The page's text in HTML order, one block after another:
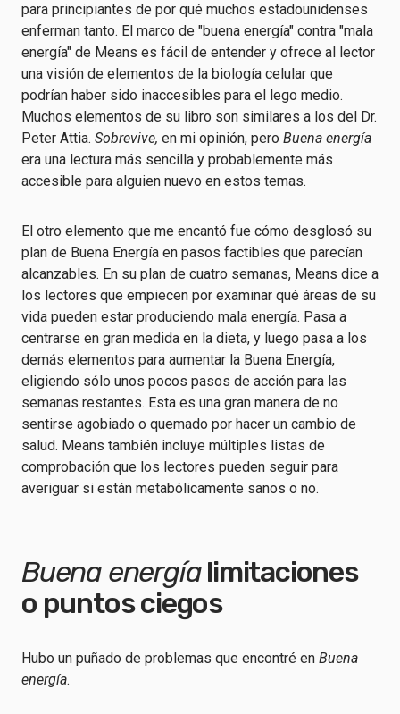
para principiantes de por qué muchos estadounidenses
enferman tanto. El marco de "buena energía" contra "mala
energía" de Means es fácil de entender y ofrece al lector
una visión de elementos de la biología celular que
podrían haber sido inaccesibles para el lego medio.
Muchos elementos de su libro son similares a los del Dr.
Peter Attia. Sobrevive, en mi opinión, pero Buena energía
era una lectura más sencilla y probablemente más
accesible para alguien nuevo en estos temas.
El otro elemento que me encantó fue cómo desglosó su
plan de Buena Energía en pasos factibles que parecían
alcanzables. En su plan de cuatro semanas, Means dice a
los lectores que empiecen por examinar qué áreas de su
vida pueden estar produciendo mala energía. Pasa a
centrarse en gran medida en la dieta, y luego pasa a los
demás elementos para aumentar la Buena Energía,
eligiendo sólo unos pocos pasos de acción para las
semanas restantes. Esta es una gran manera de no
sentirse agobiado o quemado por hacer un cambio de
salud. Means también incluye múltiples listas de
comprobación que los lectores pueden seguir para
averiguar si están metabólicamente sanos o no.
Buena energíalimitaciones
o puntos ciegos
Hubo un puñado de problemas que encontré en Buena
energía.